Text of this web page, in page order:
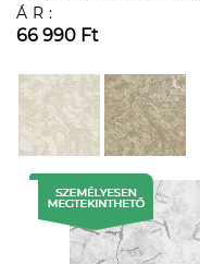
ÁR:
66 990 Ft